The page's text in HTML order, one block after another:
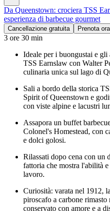
Da Queenstown: crociera TSS
esperienza di barbecue gourmet
Cancellazione gratuita Prenota
3 ore 30 min
Ideale per i buongustai e
TSS Earnslaw con Walter
culinaria unica sul lago di
Sali a bordo della storica
Spirit of Queenstown e
con viste alpine e lacustri
Assapora un buffet
Colonel's Homestead, con
e dolci golosi.
Rilassati dopo cena con un
fattoria che mostra l'abilità
lavoro.
Curiosità: varata nel 1912,
piroscafo a carbone
conservato con amore e a